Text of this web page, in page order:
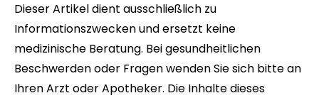
Dieser Artikel dient ausschließlich zu
Informationszwecken und ersetzt keine
medizinische Beratung. Bei gesundheitlichen
Beschwerden oder Fragen wenden Sie sich bitte an
Ihren Arzt oder Apotheker. Die Inhalte dieses